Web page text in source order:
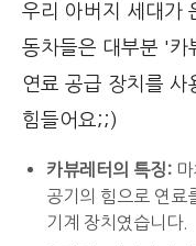
우리 아버지 세대가
동차들은 대부분 '
연료 공급 장치를 사
힘들어요;;)
카뷰레터의 특징:
공기의 힘으로 연료
기계 장치였습니다.